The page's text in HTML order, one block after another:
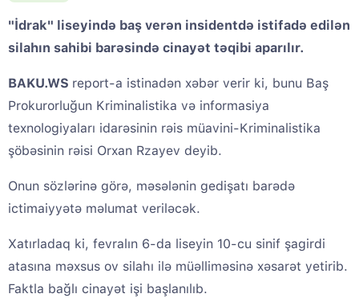
"İdrak" liseyində baş verən insidentdə istifadə edilən
silahın sahibi barəsində cinayət təqibi aparılır.
BAKU.WS report-a istinadən xəbər verir ki, bunu Baş
Prokurorluğun Kriminalistika və informasiya
texnologiyaları idarəsinin rəis müavini-Kriminalistika
şöbəsinin rəisi Orxan Rzayev deyib.
Onun sözlərinə görə, məsələnin gedişatı barədə
ictimaiyyətə məlumat veriləcək.
Xatırladaq ki, fevralın 6-da liseyin 10-cu sinif şagirdi
atasına məxsus ov silahı ilə müəlliməsinə xəsarət yetirib.
Faktla bağlı cinayət işi başlanılıb.